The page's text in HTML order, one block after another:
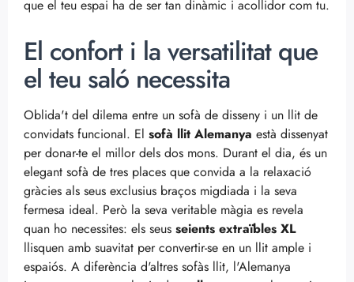
que el teu espai ha de ser tan dinàmic i acollidor com tu.
El confort i la versatilitat que
el teu saló necessita
Oblida't del dilema entre un sofà de disseny i un llit de
convidats funcional. El sofà llit Alemanya està dissenyat
per donar-te el millor dels dos mons. Durant el dia, és un
elegant sofà de tres places que convida a la relaxació
gràcies als seus exclusius braços migdiada i la seva
fermesa ideal. Però la seva veritable màgia es revela
quan ho necessites: els seus seients extraïbles XL
llisquen amb suavitat per convertir-se en un llit ample i
espaiós. A diferència d'altres sofàs llit, l'Alemanya